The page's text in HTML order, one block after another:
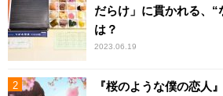
だらけ」に貫かれる、“
は？
2023.06.19
『桜のような僕の恋人